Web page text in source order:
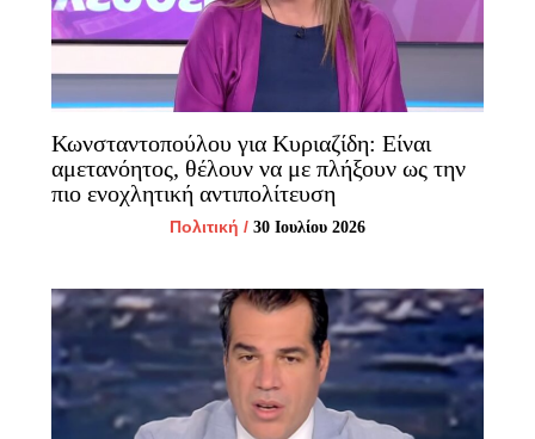
Κωνσταντοπούλου για Κυριαζίδη: Είναι
αμετανόητος, θέλουν να με πλήξουν ως την
πιο ενοχλητική αντιπολίτευση
Πολιτική / 30 Ιουλίου 2026